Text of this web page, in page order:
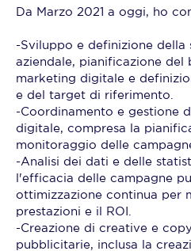
Da Marzo 2021 a oggi, ho
-Sviluppo e definizione
aziendale, pianificazione
marketing digitale e
e del target di riferimento.
-Coordinamento e gestione
digitale, compresa la
monitoraggio delle
-Analisi dei dati e delle
l'efficacia delle campagne
ottimizzazione continua per
prestazioni e il ROI.
-Creazione di creative e
pubblicitarie, inclusa la